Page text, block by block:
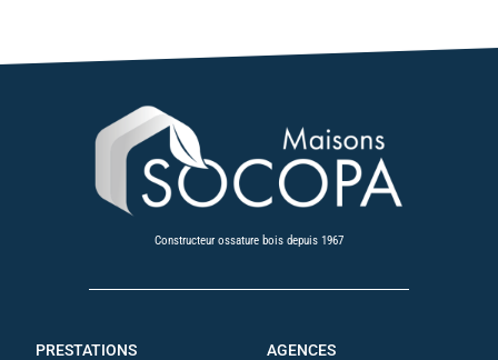
Constructeur ossature bois depuis 1967
PRESTATIONS AGENCES